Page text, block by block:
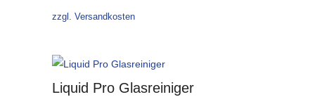
war:
ist:
zzgl. Versandkosten
Liquid Pro Glasreiniger